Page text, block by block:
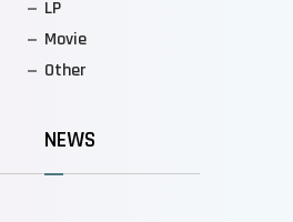
LP
Movie
Other
NEWS